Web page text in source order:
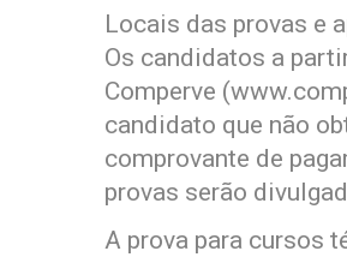
Locais das provas e
Os candidatos a
Comperve
candidato que não
comprovante de
provas serão
A prova para cursos